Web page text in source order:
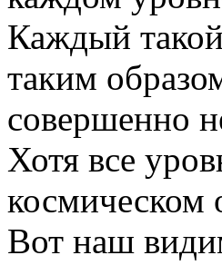
Каждый
таким
совершенно
Хотя все
космическом
Вот наш